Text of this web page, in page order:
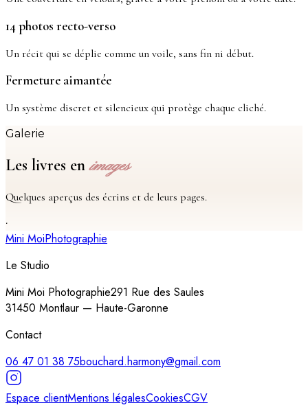
14 photos recto-verso
Un récit qui se déplie comme un voile, sans fin ni début.
Fermeture aimantée
Un système discret et silencieux qui protège chaque cliché.
Galerie
Les livres en images
Quelques aperçus des écrins et de leurs pages.
·
Mini MoiPhotographie
Le Studio
Mini Moi Photographie291 Rue des Saules
31450 Montlaur — Haute-Garonne
Contact
06 47 01 38 75bouchard.harmony@gmail.com
Espace clientMentions légalesCookiesCGV